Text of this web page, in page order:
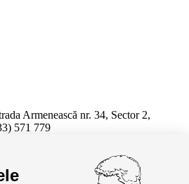
Armenească nr. 34, Sector 2,
571 779
cu caracter personal și alte